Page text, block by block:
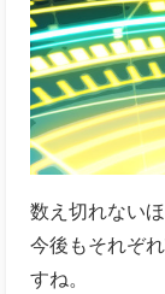
数え切れない
今後もそれぞ
すね。